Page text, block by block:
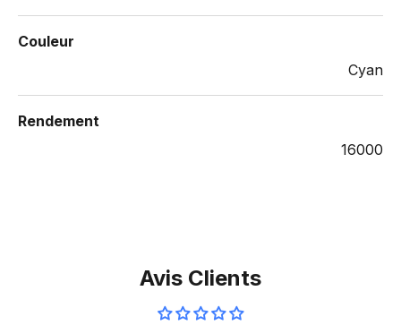
Couleur
Cyan
Rendement
16000
Avis Clients